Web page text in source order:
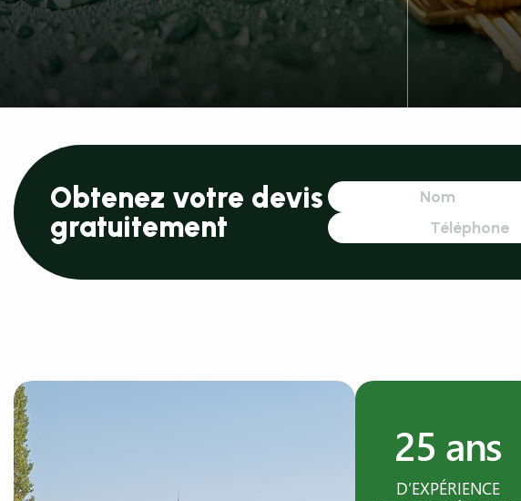
Obtenez votre devis
gratuitement
25 ans
D’EXPÉRIENCE